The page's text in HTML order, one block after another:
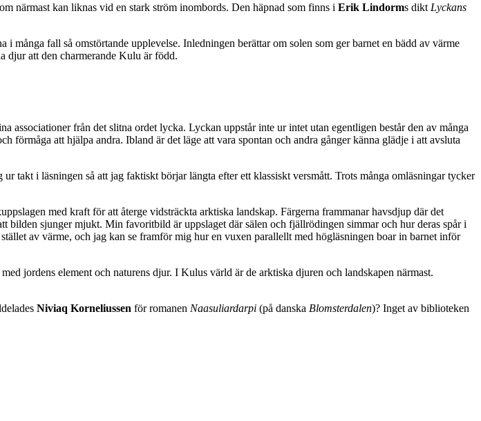
närmast kan liknas vid en stark ström inombords. Den häpnad som finns i Erik Lindorms dikt Lyckans
många fall så omstörtande upplevelse. Inledningen berättar om solen som ger barnet en bädd av värme
djur att den charmerande Kulu är född.
från det slitna ordet lycka. Lyckan uppstår inte ur intet utan egentligen består den av många
att hjälpa andra. Ibland är det läge att vara spontan och andra gånger känna glädje i att avsluta
takt i läsningen så att jag faktiskt börjar längta efter ett klassiskt versmått. Trots många omläsningar tycker
med kraft för att återge vidsträckta arktiska landskap. Färgerna frammanar havsdjup där det
bilden sjunger mjukt. Min favoritbild är uppslaget där sälen och fjällrödingen simmar och hur deras spår i
av värme, och jag kan se framför mig hur en vuxen parallellt med högläsningen boar in barnet inför
jordens element och naturens djur. I Kulus värld är de arktiska djuren och landskapen närmast.
Niviaq Korneliussen för romanen Naasuliardarpi (på danska Blomsterdalen)? Inget av biblioteken